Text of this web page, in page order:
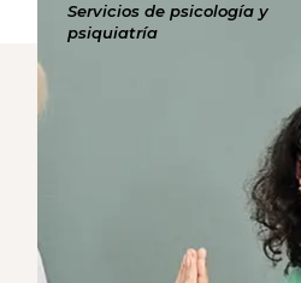
Servicios de psicología y
psiquiatría